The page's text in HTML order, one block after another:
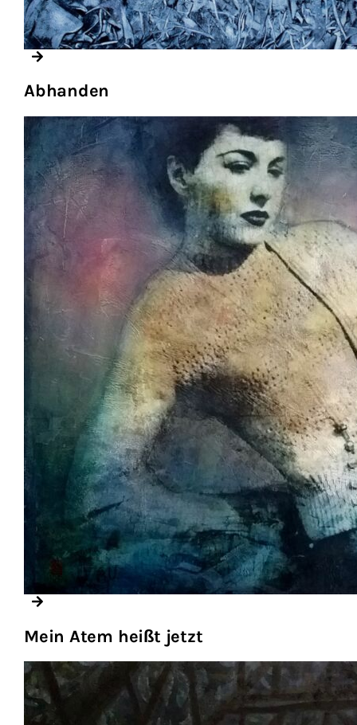
Abhanden
Mein Atem heißt jetzt